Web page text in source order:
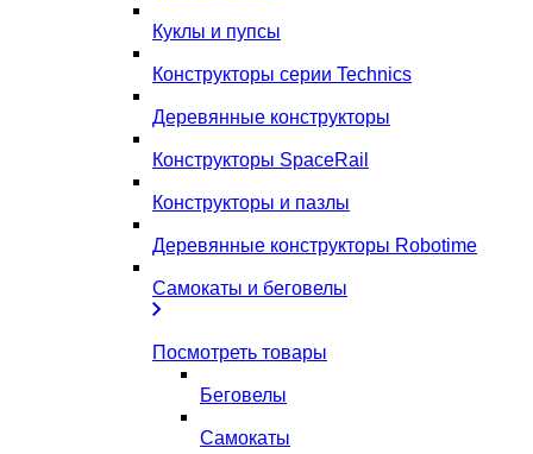
Куклы и пупсы
Конструкторы серии Technics
Деревянные конструкторы
Конструкторы SpaceRail
Конструкторы и пазлы
Деревянные конструкторы Robotime
Самокаты и беговелы
Посмотреть товары
Беговелы
Самокаты